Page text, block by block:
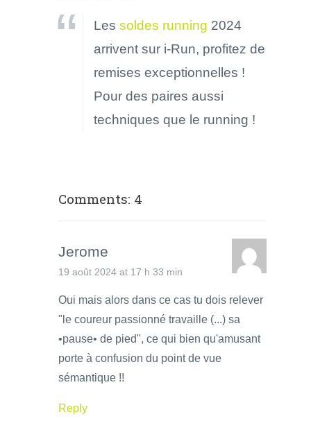
Les soldes running 2024
arrivent sur i-Run, profitez de
remises exceptionnelles !
Pour des paires aussi
techniques que le running !
Comments: 4
Jerome
19 août 2024 at 17 h 33 min
Oui mais alors dans ce cas tu dois relever
"le coureur passionné travaille (...) sa
•pause• de pied", ce qui bien qu'amusant
porte à confusion du point de vue
sémantique !!
Reply